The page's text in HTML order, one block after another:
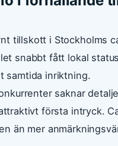
tillskott i Stockholms
snabbt fått lokal
samtida inriktning.
saknar
första intryck.
än mer